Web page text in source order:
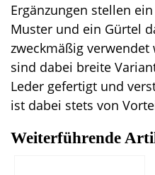
Ergänzungen stellen
Muster und ein Gürtel
zweckmäßig verwendet
sind dabei breite
Leder gefertigt und
ist dabei stets von
Weiterführende